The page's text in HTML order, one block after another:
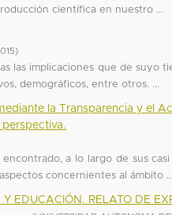
científica en nuestro ...
)
las implicaciones que de suyo
demográficos, entre otros. ...
la Transparencia y el
perspectiva.
a lo largo de sus
concernientes al ámbito ...
EDUCACIÓN. RELATO DE